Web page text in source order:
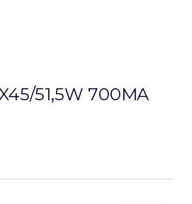
51,5W 700MA